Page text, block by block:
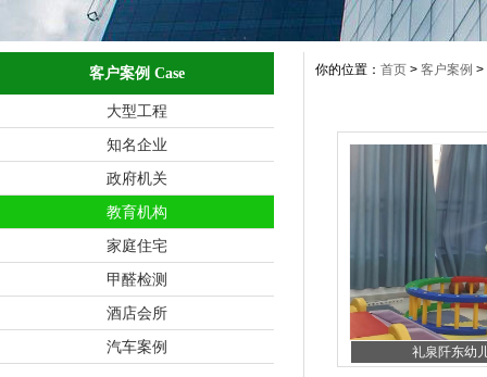
客户案例 Case
大型工程
知名企业
政府机关
教育机构
家庭住宅
甲醛检测
酒店会所
汽车案例
你的位置： 首页 > 客户案例 >
礼泉阡东幼